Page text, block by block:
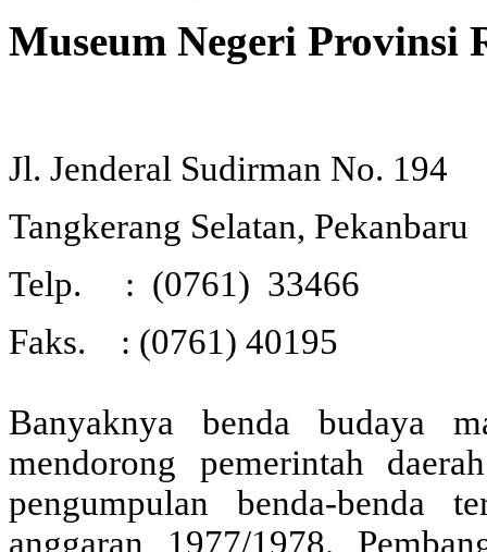
Museum Negeri
Jl. Jenderal Sudirman No. 194
Tangkerang Selatan, Pekanbaru
Telp. : (0761) 33466
Faks. : (0761) 40195
Banyaknya benda budaya
mendorong pemerintah
pengumpulan benda-benda
anggaran 1977/1978.